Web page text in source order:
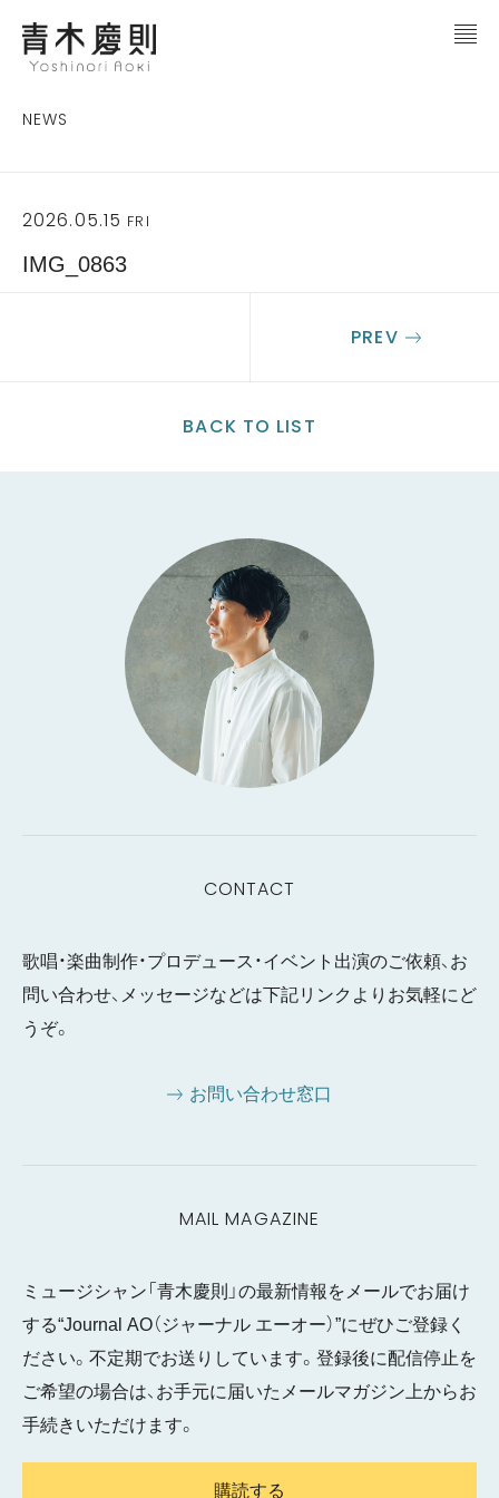
NEWS
2026.05.15 FRI
IMG_0863
BACK TO LIST
PREV
CONTACT
歌唱・楽曲制作・プロデュース・イベント出演のご依頼、お
問い合わせ、メッセージなどは下記リンクよりお気軽にど
うぞ。
お問い合わせ窓口
MAIL MAGAZINE
ミュージシャン「青木慶則」の最新情報をメールでお届け
する“Journal AO（ジャーナル エーオー）”にぜひご登録く
ださい。不定期でお送りしています。登録後に配信停止を
ご希望の場合は、お手元に届いたメールマガジン上からお
手続きいただけます。
購読する